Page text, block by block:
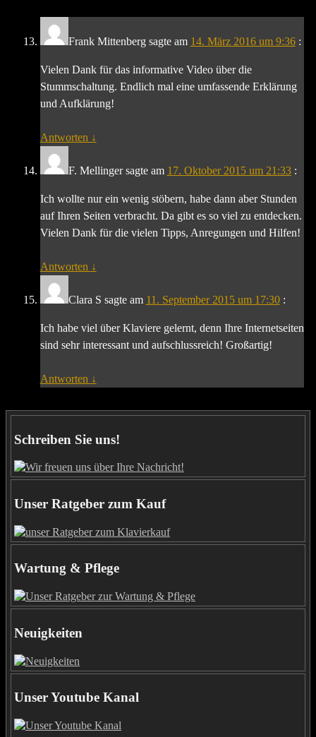
Frank Mittenbergsagte am 14. März 2016 um 9:36 :
Vielen Dank für das informative Video über die
Stummschaltung. Endlich mal eine umfassende Erklärung
und Aufklärung!
Antworten ↓
F. Mellingersagte am 17. Oktober 2015 um 21:33 :
Ich wollte nur ein wenig stöbern, habe dann aber Stunden
auf Ihren Seiten verbracht. Da gibt es so viel zu entdecken.
Vielen Dank für die vielen Tipps, Anregungen und Hilfen!
Antworten ↓
Clara S sagte am 11. September 2015 um 17:30 :
Ich habe viel über Klaviere gelernt, denn Ihre Internetseiten
sind sehr interessant und aufschlussreich! Großartig!
Antworten ↓
Schreiben Sie uns!
Unser Ratgeber zum Kauf
Wartung & Pflege
Neuigkeiten
Unser Youtube Kanal